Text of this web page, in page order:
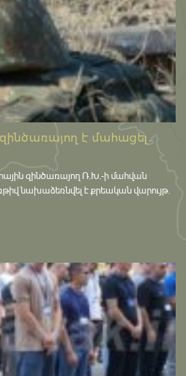
է մահացել․
զինծառայող Ռ.Խ.-ի մահվան
նախաձեռնվել է քրեական վարույթ․